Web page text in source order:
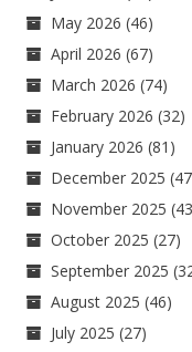
May 2026 (46)
April 2026 (67)
March 2026 (74)
February 2026 (32)
January 2026 (81)
December 2025
November 2025
October 2025 (27)
September 2025
August 2025 (46)
July 2025 (27)